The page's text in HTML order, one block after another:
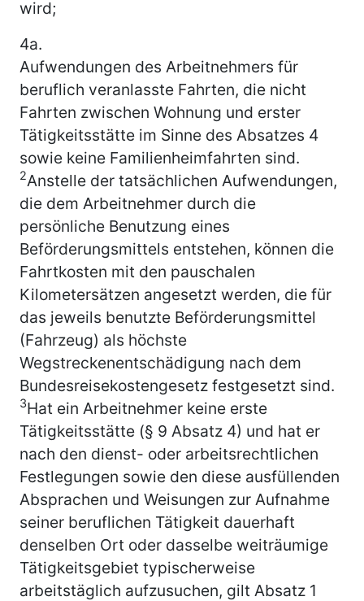
wird;
4a.
Aufwendungen des Arbeitnehmers für
beruflich veranlasste Fahrten, die nicht
Fahrten zwischen Wohnung und erster
Tätigkeitsstätte im Sinne des Absatzes 4
sowie keine Familienheimfahrten sind.
2Anstelle der tatsächlichen Aufwendungen,
die dem Arbeitnehmer durch die
persönliche Benutzung eines
Beförderungsmittels entstehen, können die
Fahrtkosten mit den pauschalen
Kilometersätzen angesetzt werden, die für
das jeweils benutzte Beförderungsmittel
(Fahrzeug) als höchste
Wegstreckenentschädigung nach dem
Bundesreisekostengesetz festgesetzt sind.
3Hat ein Arbeitnehmer keine erste
Tätigkeitsstätte (§ 9 Absatz 4) und hat er
nach den dienst- oder arbeitsrechtlichen
Festlegungen sowie den diese ausfüllenden
Absprachen und Weisungen zur Aufnahme
seiner beruflichen Tätigkeit dauerhaft
denselben Ort oder dasselbe weiträumige
Tätigkeitsgebiet typischerweise
arbeitstäglich aufzusuchen, gilt Absatz 1